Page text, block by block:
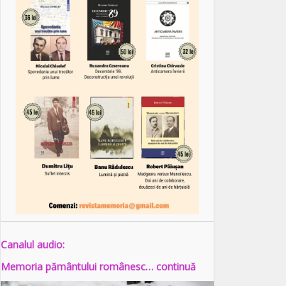
Canalul audio:
Memoria pământului românesc… continuă